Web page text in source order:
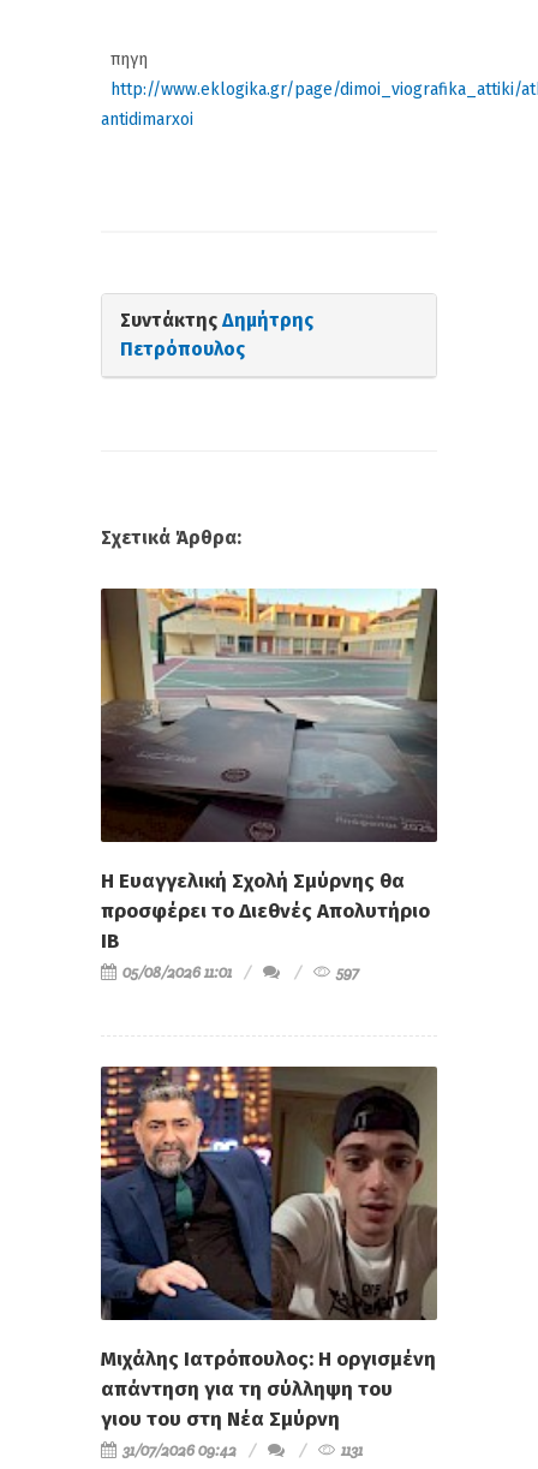
πηγη
http://www.eklogika.gr/page/dimoi_viografika_attiki/
antidimarxoi
Συντάκτης Δημήτρης
Πετρόπουλος
Σχετικά Άρθρα:
Η Ευαγγελική Σχολή Σμύρνης θα
προσφέρει το Διεθνές Απολυτήριο
IB
05/08/2026 11:01 597
Μιχάλης Ιατρόπουλος: Η οργισμένη
απάντηση για τη σύλληψη του
γιου του στη Νέα Σμύρνη
31/07/2026 09:42 1131